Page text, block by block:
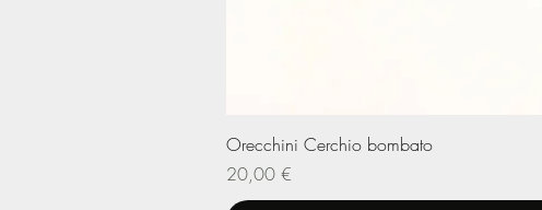
Orecchini Cerchio bombato
Prezzo
20,00 €